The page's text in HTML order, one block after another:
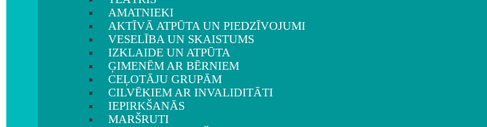
AMATNIEKI
AKTĪVĀ ATPŪTA UN PIEDZĪVOJUMI
VESELĪBA UN SKAISTUMS
IZKLAIDE UN ATPŪTA
ĢIMENĒM AR BĒRNIEM
CEĻOTĀJU GRUPĀM
CILVĒKIEM AR INVALIDITĀTI
IEPIRKŠANĀS
MARŠRUTI